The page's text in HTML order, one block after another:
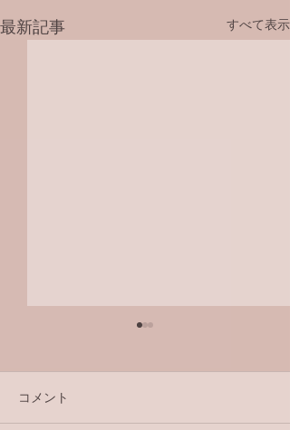
最新記事 すべて表示
コメント